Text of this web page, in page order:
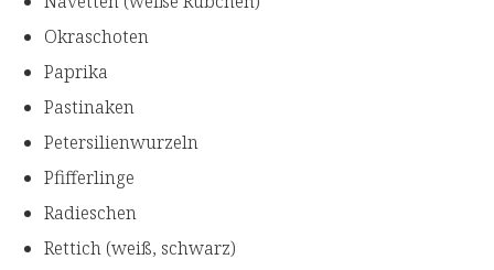
Okraschoten
Paprika
Pastinaken
Petersilienwurzeln
Pfifferlinge
Radieschen
Rettich (weiß, schwarz)